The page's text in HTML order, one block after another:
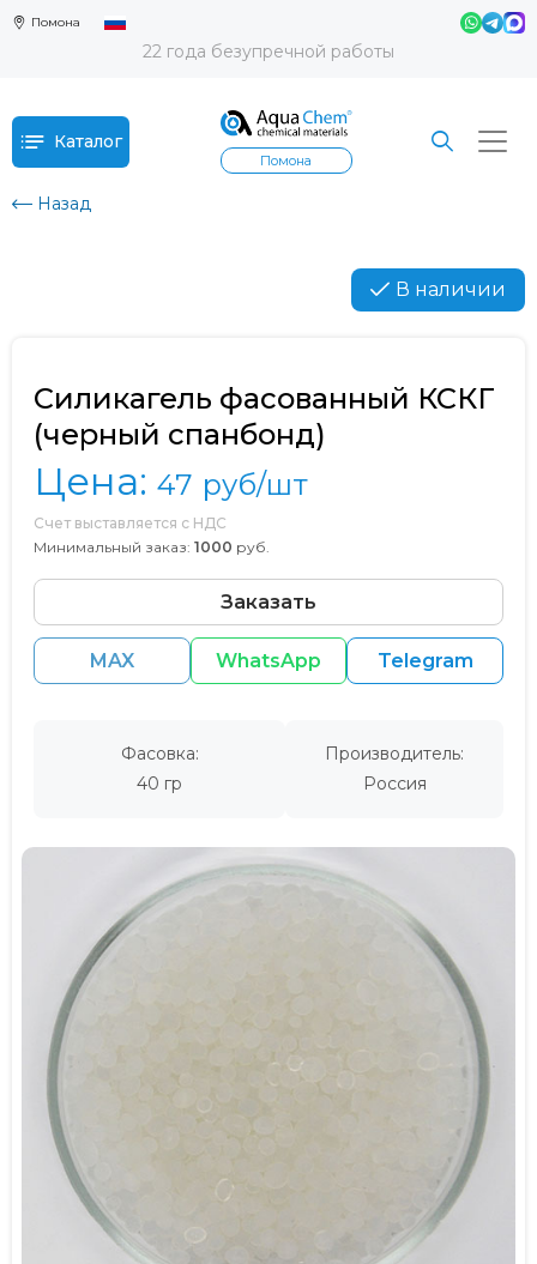
Помона
22 года безупречной работы
Каталог
Помона
Назад
В наличии
Силикагель фасованный КСКГ
(черный спанбонд)
Цена: 47 руб/шт
Счет выставляется с НДС
Минимальный заказ: 1000 руб.
Заказать
MAX WhatsApp Telegram
Фасовка:
40 гр
Производитель:
Россия